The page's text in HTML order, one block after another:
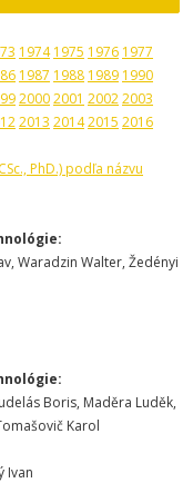
1974 1975 1976 1977
1987 1988 1989 1990
20002001 20022003
2013 20142015 2016
PhD.) podľa názvu
Waradzin Walter, Žedényi
Boris, Maděra Luděk,
Karol
Ivan